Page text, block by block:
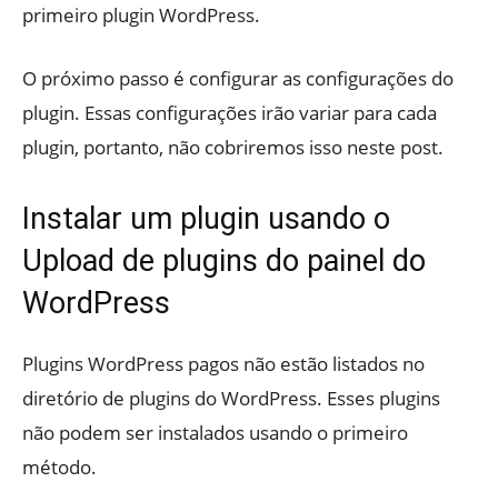
primeiro plugin WordPress.
O próximo passo é configurar as configurações do
plugin. Essas configurações irão variar para cada
plugin, portanto, não cobriremos isso neste post.
Instalar um plugin usando o
Upload de plugins do painel do
WordPress
Plugins WordPress pagos não estão listados no
diretório de plugins do WordPress. Esses plugins
não podem ser instalados usando o primeiro
método.